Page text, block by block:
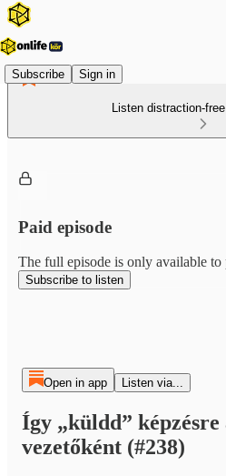
Subscribe Sign in
Listen distraction-
Paid episode
The full episode is only available
Subscribe to listen
Open in app Listen via...
Így „küldd” képzésre
vezetőként (#238)